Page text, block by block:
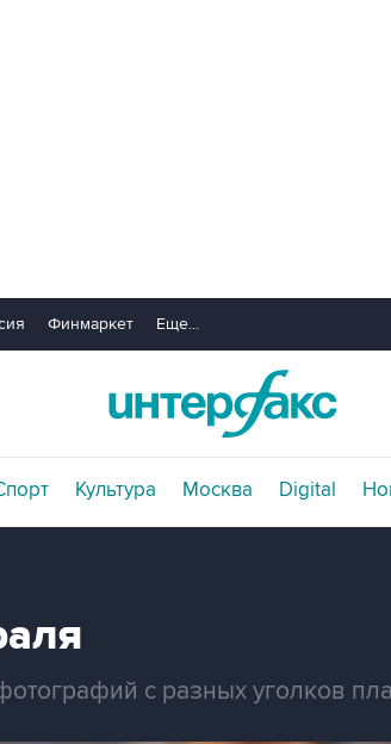
Финмаркет Еще...
Культура Москва Digital
с разных уголков